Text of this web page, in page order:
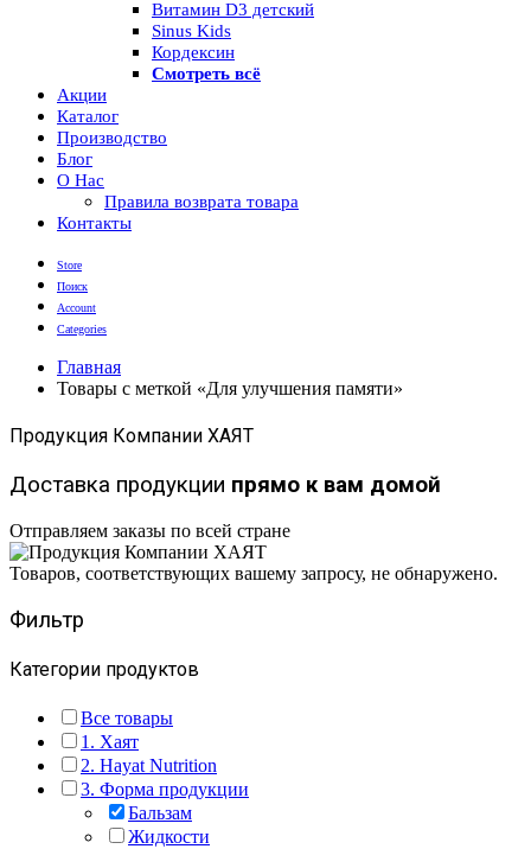
Витамин D3 детский
Sinus Kids
Кордексин
Смотреть всё
Акции
Каталог
Производство
Блог
О Нас
Правила возврата товара
Контакты
Store
Поиск
Account
Categories
Главная
Товары с меткой «Для улучшения памяти»
Продукция Компании ХАЯТ
Доставка продукции прямо к вам домой
Отправляем заказы по всей стране
Товаров, соответствующих вашему запросу, не обнаружено.
Фильтр
Категории продуктов
Все товары
1. Хаят
2. Hayat Nutrition
3. Форма продукции
Бальзам
Жидкости